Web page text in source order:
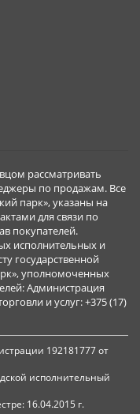
рассматривать
по продажам. Все
парк», указаны на
для связи по
покупателей.
исполнительных и
государственной
уполномоченных
Администрация
и услуг: +375 (17)
192181777 от
исполнительный
16.04.2015 г.